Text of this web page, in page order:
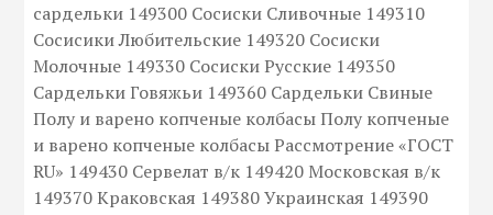
сардельки 149300 Сосиски Сливочные 149310
Сосисики Любительские 149320 Сосиски
Молочные 149330 Сосиски Русские 149350
Сардельки Говяжьи 149360 Сардельки Свиные
Полу и варено копченые колбасы Полу копченые
и варено копченые колбасы Рассмотрение «ГОСТ
RU» 149430 Сервелат в/к 149420 Московская в/к
149370 Краковская 149380 Украинская 149390